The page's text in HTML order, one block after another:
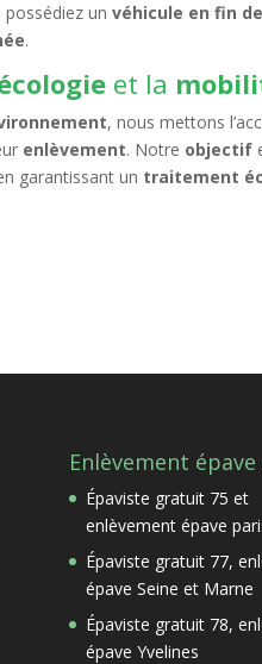
possédiez unvéhicule en fin
.
et la
, nous mettons
enlèvement. Notre objectif
garantissant un traitement
Enlèvement
Épaviste gratuit 75 et
enlèvement épave
Épaviste gratuit 77,
épave Seine et Marne
Épaviste gratuit 78,
épave Yvelines